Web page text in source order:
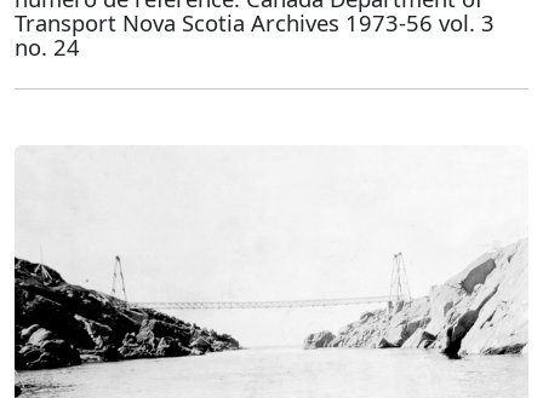
Transport Nova Scotia Archives 1973-56 vol. 3
no. 24